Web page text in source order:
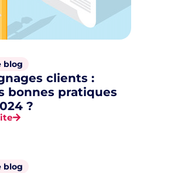
blog
clients :
bonnes pratiques
?
blog